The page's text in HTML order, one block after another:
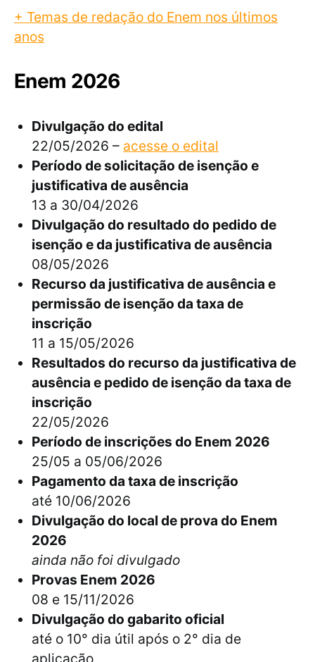
+ Temas de redação do Enem nos últimos
anos
Enem 2026
Divulgação do edital
22/05/2026 – acesse o edital
Período de solicitação de isenção e
justificativa de ausência
13 a 30/04/2026
Divulgação do resultado do pedido de
isenção e da justificativa de ausência
08/05/2026
Recurso da justificativa de ausência e
permissão de isenção da taxa de
inscrição
11 a 15/05/2026
Resultados do recurso da justificativa de
ausência e pedido de isenção da taxa de
inscrição
22/05/2026
Período de inscrições do Enem 2026
25/05 a 05/06/2026
Pagamento da taxa de inscrição
até 10/06/2026
Divulgação do local de prova do Enem
2026
ainda não foi divulgado
Provas Enem 2026
08 e 15/11/2026
Divulgação do gabarito oficial
até o 10° dia útil após o 2° dia de